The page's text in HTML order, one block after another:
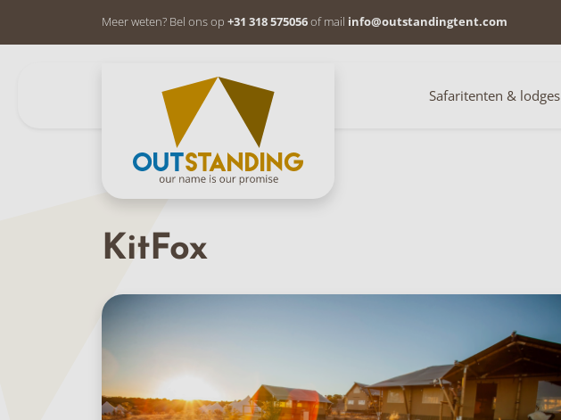
Meer weten? Bel ons op +31 318 575056of mail info@outstandingtent.com
Safaritenten & lodges
KitFox